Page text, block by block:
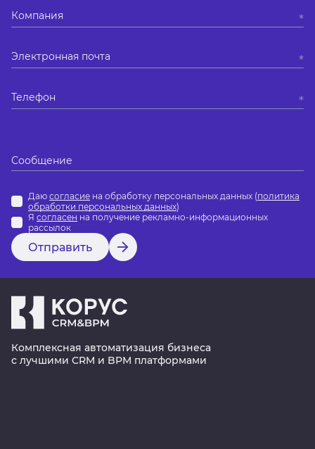
Даю согласие на обработку персональных данных (политика
обработки персональных данных)
Я согласен на получение рекламно-информационных
рассылок
Отправить
Комплексная автоматизация бизнеса
с лучшими CRM и BPM платформами